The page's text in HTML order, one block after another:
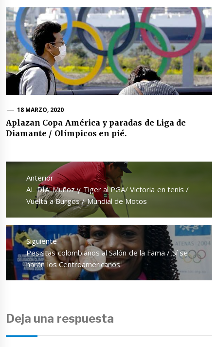
18 MARZO, 2020
Aplazan Copa América y paradas de Liga de
Diamante / Olímpicos en pié.
Navegación
entradas
Anterior
Entrada
anterior:
AL DÍA: Muñoz y Tiger al PGA/ Victoria en tenis /
Vuelta a Burgos / Mundial de Motos
Siguiente
Entrada
siguiente:
Pesistas colombianos al Salón de la Fama / Sí se
harán los Centroamericanos
Deja una respuesta